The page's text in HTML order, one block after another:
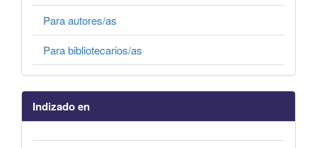
Para autores/as
Para bibliotecarios/as
Indizado en